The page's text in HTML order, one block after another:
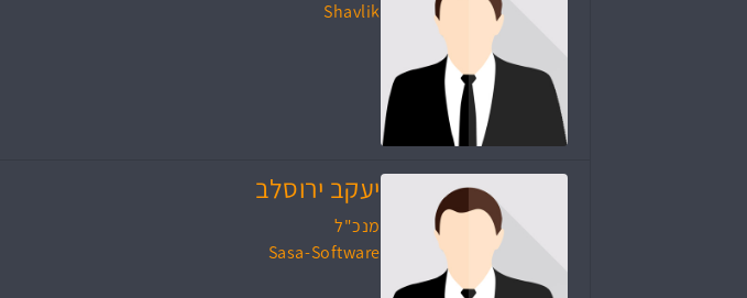
Shavlik
יעקב ירוסלב
מנכ"ל
Sasa-Software